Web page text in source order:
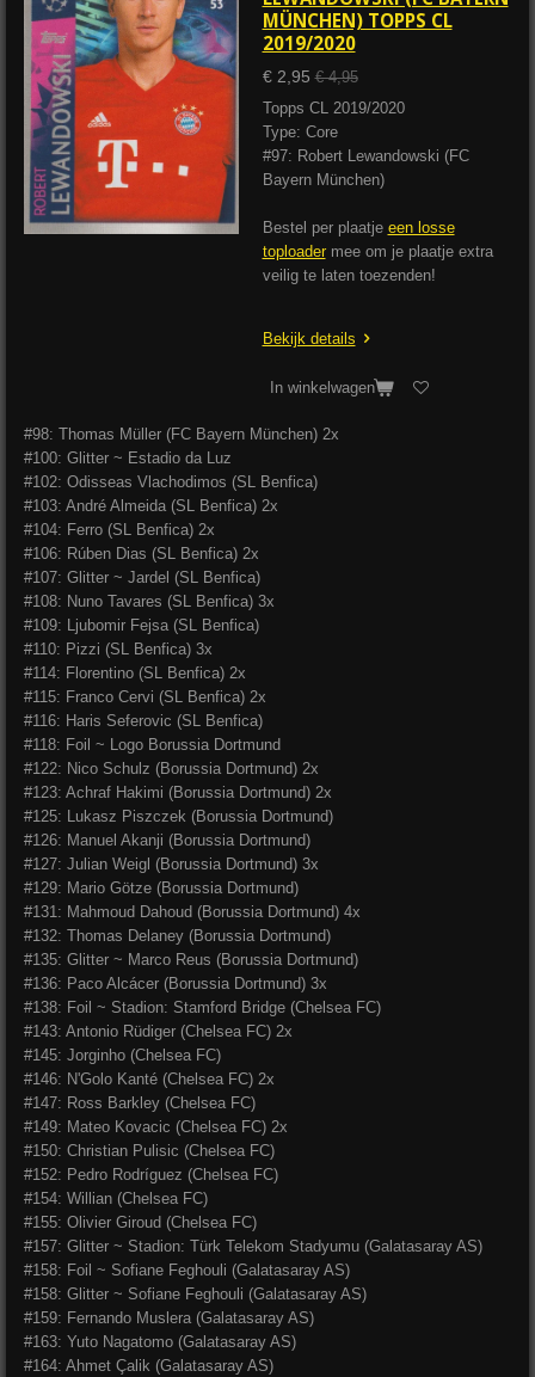
MÜNCHEN) TOPPS CL
2019/2020
€ 2,95 € 4,95
Topps CL 2019/2020
Type: Core
#97: Robert Lewandowski (FC
Bayern München)
Bestel per plaatje een losse
toploadermee om je plaatje extra
veilig te laten toezenden!
Bekijk details
In winkelwagen
#98: Thomas Müller (FC Bayern München) 2x
#100: Glitter ~ Estadio da Luz
#102: Odisseas Vlachodimos (SL Benfica)
#103: André Almeida (SL Benfica) 2x
#104: Ferro (SL Benfica) 2x
#106: Rúben Dias (SL Benfica) 2x
#107: Glitter ~ Jardel (SL Benfica)
#108: Nuno Tavares (SL Benfica) 3x
#109: Ljubomir Fejsa (SL Benfica)
#110: Pizzi (SL Benfica) 3x
#114: Florentino (SL Benfica) 2x
#115: Franco Cervi (SL Benfica) 2x
#116: Haris Seferovic (SL Benfica)
#118: Foil ~ Logo Borussia Dortmund
#122: Nico Schulz (Borussia Dortmund) 2x
#123: Achraf Hakimi (Borussia Dortmund) 2x
#125: Lukasz Piszczek (Borussia Dortmund)
#126: Manuel Akanji (Borussia Dortmund)
#127: Julian Weigl (Borussia Dortmund) 3x
#129: Mario Götze (Borussia Dortmund)
#131: Mahmoud Dahoud (Borussia Dortmund) 4x
#132: Thomas Delaney (Borussia Dortmund)
#135: Glitter ~ Marco Reus (Borussia Dortmund)
#136: Paco Alcácer (Borussia Dortmund) 3x
#138: Foil ~ Stadion: Stamford Bridge (Chelsea FC)
#143: Antonio Rüdiger (Chelsea FC) 2x
#145: Jorginho (Chelsea FC)
#146: N'Golo Kanté (Chelsea FC) 2x
#147: Ross Barkley (Chelsea FC)
#149: Mateo Kovacic (Chelsea FC) 2x
#150: Christian Pulisic (Chelsea FC)
#152: Pedro Rodríguez (Chelsea FC)
#154: Willian (Chelsea FC)
#155: Olivier Giroud (Chelsea FC)
#157: Glitter ~ Stadion: Türk Telekom Stadyumu (Galatasaray AS)
#158: Foil ~ Sofiane Feghouli (Galatasaray AS)
#158: Glitter ~ Sofiane Feghouli (Galatasaray AS)
#159: Fernando Muslera (Galatasaray AS)
#163: Yuto Nagatomo (Galatasaray AS)
#164: Ahmet Çalik (Galatasaray AS)